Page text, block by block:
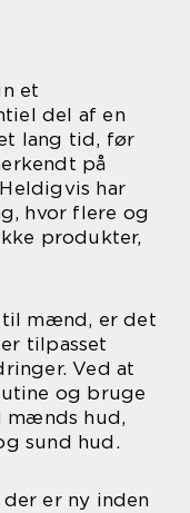
et
del af en
lang tid, før
på
har
hvor flere og
produkter,
mænd, er det
tilpasset
Ved at
og bruge
mænds hud,
sund hud.
der er ny inden